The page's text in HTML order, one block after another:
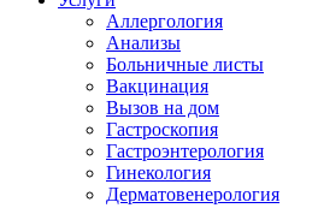
Аллергология
Анализы
Больничные листы
Вакцинация
Вызов на дом
Гастроскопия
Гастроэнтерология
Гинекология
Дерматовенерология